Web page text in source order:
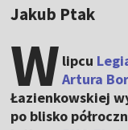
Jakub Ptak
W lipcu
Artura
Łazienkowskiej
po blisko